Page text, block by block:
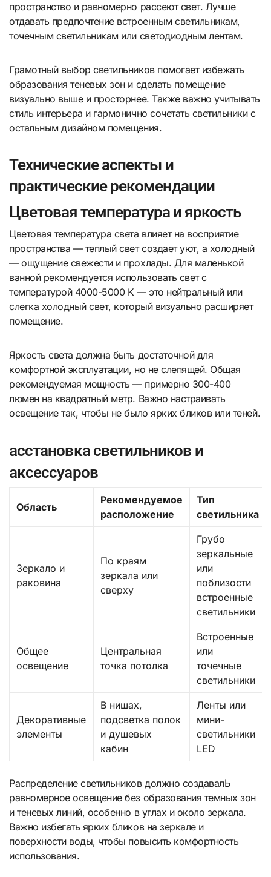
пространство и равномерно рассеют свет. Лучше
отдавать предпочтение встроенным светильникам,
точечным светильникам или светодиодным лентам.
Грамотный выбор светильников помогает избежать
образования теневых зон и сделать помещение
визуально выше и просторнее. Также важно учитывать
стиль интерьера и гармонично сочетать светильники с
остальным дизайном помещения.
Технические аспекты и
практические рекомендации
Цветовая температура и яркость
Цветовая температура света влияет на восприятие
пространства — теплый свет создает уют, а холодный
— ощущение свежести и прохлады. Для маленькой
ванной рекомендуется использовать свет с
температурой 4000-5000 K — это нейтральный или
слегка холодный свет, который визуально расширяет
помещение.
Яркость света должна быть достаточной для
комфортной эксплуатации, но не слепящей. Общая
рекомендуемая мощность — примерно 300-400
люмен на квадратный метр. Важно настраивать
освещение так, чтобы не было ярких бликов или теней.
асстановка светильников и
аксессуаров
Область
Рекомендуемое
расположение
Тип
светильника
Зеркало и
раковина
По краям
зеркала или
сверху
Грубо
зеркальные
или
поблизости
встроенные
светильники
Общее
освещение
Центральная
точка потолка
Встроенные
или
точечные
светильники
Декоративные
элементы
В нишах,
подсветка полок
и душевых
кабин
Ленты или
мини-
светильники
LED
Распределение светильников должно создавалЬ
равномерное освещение без образования темных зон
и теневых линий, особенно в углах и около зеркала.
Важно избегать ярких бликов на зеркале и
поверхности воды, чтобы повысить комфортность
использования.